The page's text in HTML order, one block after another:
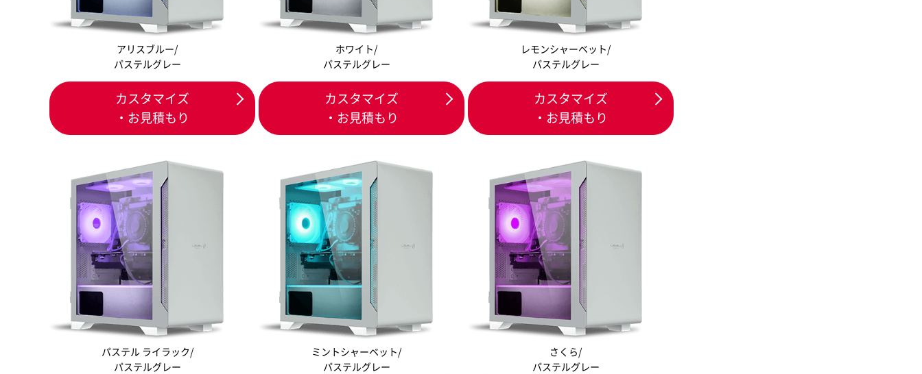
アリスブルー/
パステルグレー
カスタマイズ
・お見積もり
ホワイト/
パステルグレー
カスタマイズ
・お見積もり
レモンシャーベット/
パステルグレー
カスタマイズ
・お見積もり
パステル ライラック/
パステルグレー
ミントシャーベット/
パステルグレー
さくら/
パステルグレー